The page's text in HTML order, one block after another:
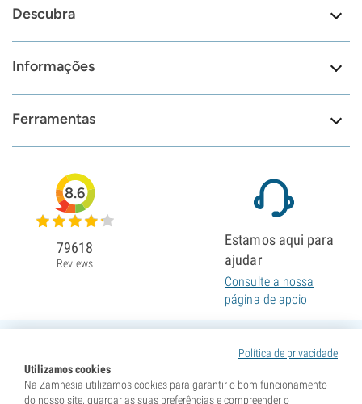
Descubra
Informações
Ferramentas
Política de privacidade
Utilizamos cookies
Na Zamnesia utilizamos cookies para garantir o bom funcionamento
do nosso site, guardar as suas preferências e compreender o
8.6
79618
Reviews
Estamos aqui para
ajudar
Consulte a nossa
página de apoio